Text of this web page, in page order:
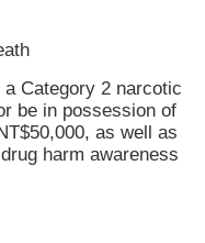
Category 2 narcotic
be in possession of
as well as
harm awareness